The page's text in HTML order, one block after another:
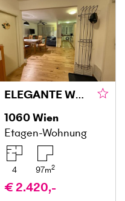
ELEGANTE WOHNUNG IN BESTLAGE
1060Wien
Etagen-Wohnung
4 97m2
€ 2.420,-